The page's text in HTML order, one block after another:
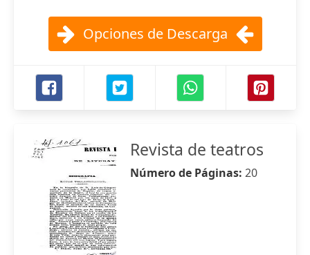
Opciones de Descarga
Revista de teatros
Número de Páginas: 20